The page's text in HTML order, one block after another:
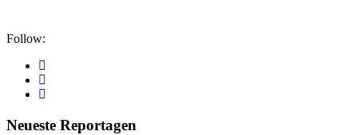
Follow:
Neueste Reportagen